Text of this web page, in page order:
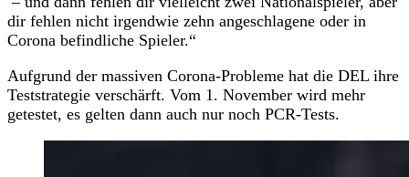
dir fehlen nicht irgendwie zehn angeschlagene oder in
Corona befindliche Spieler.“
Aufgrund der massiven Corona-Probleme hat die DEL ihre
Teststrategie verschärft. Vom 1. November wird mehr
getestet, es gelten dann auch nur noch PCR-Tests.